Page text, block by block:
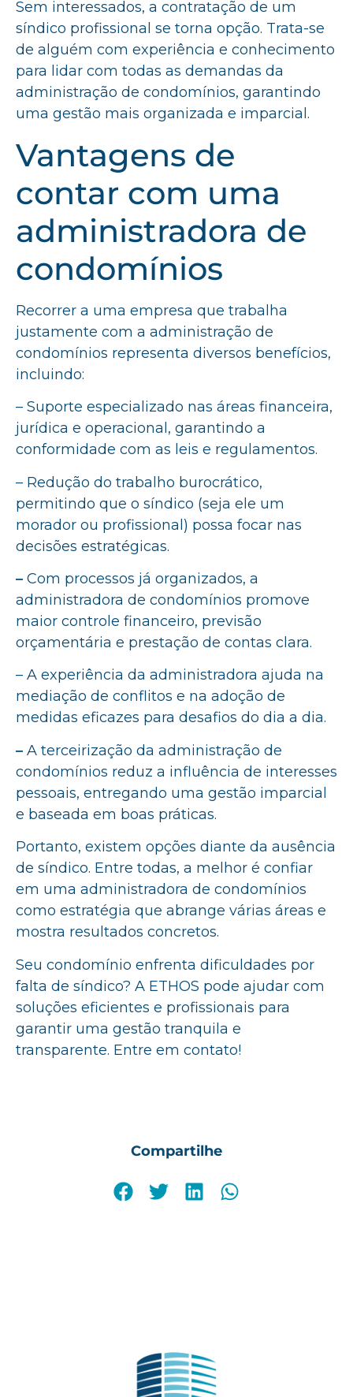
Sem interessados, a contratação de um
síndico profissional se torna opção. Trata-se
de alguém com experiência e conhecimento
para lidar com todas as demandas da
administração de condomínios, garantindo
uma gestão mais organizada e imparcial.
Vantagens de
contar com uma
administradora de
condomínios
Recorrer a uma empresa que trabalha
justamente com a administração de
condomínios representa diversos benefícios,
incluindo:
– Suporte especializado nas áreas financeira,
jurídica e operacional, garantindo a
conformidade com as leis e regulamentos.
– Redução do trabalho burocrático,
permitindo que o síndico (seja ele um
morador ou profissional) possa focar nas
decisões estratégicas.
– Com processos já organizados, a
administradora de condomínios promove
maior controle financeiro, previsão
orçamentária e prestação de contas clara.
– A experiência da administradora ajuda na
mediação de conflitos e na adoção de
medidas eficazes para desafios do dia a dia.
– A terceirização da administração de
condomínios reduz a influência de interesses
pessoais, entregando uma gestão imparcial
e baseada em boas práticas.
Portanto, existem opções diante da ausência
de síndico. Entre todas, a melhor é confiar
em uma administradora de condomínios
como estratégia que abrange várias áreas e
mostra resultados concretos.
Seu condomínio enfrenta dificuldades por
falta de síndico? A ETHOS pode ajudar com
soluções eficientes e profissionais para
garantir uma gestão tranquila e
transparente. Entre em contato!
Compartilhe